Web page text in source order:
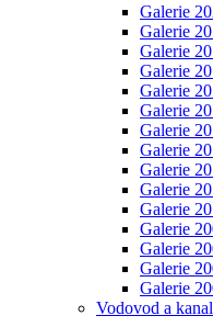
Galerie
Galerie
Galerie
Galerie
Galerie
Galerie
Galerie
Galerie
Galerie
Galerie
Galerie
Galerie
Galerie
Galerie
Galerie
Vodovod a